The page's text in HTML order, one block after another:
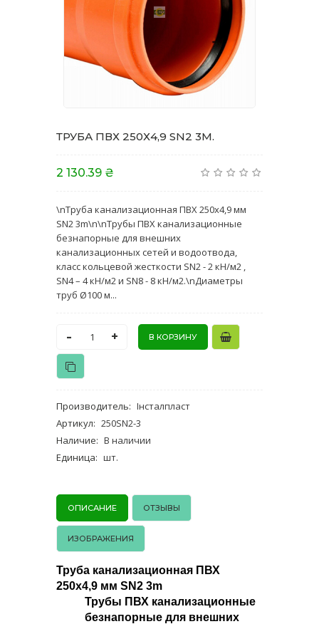
ТРУБА ПВХ 250Х4,9 SN2 3M.
2 130.39 ₴
\nТруба канализационная ПВХ 250х4,9 мм
SN2 3m\n\nТрубы ПВХ канализационные
безнапорные для внешних
канализационных сетей и водоотвода,
класс кольцевой жесткости SN2 - 2 кН/м2 ,
SN4 – 4 кН/м2 и SN8 - 8 кН/м2.\nДиаметры
труб Ø100 м...
- +
Производитель: Інсталпласт
Артикул: 250SN2-3
Наличие: В наличии
Единица: шт.
ОПИСАНИЕ ОТЗЫВЫ
ИЗОБРАЖЕНИЯ
Труба канализационная ПВХ
250х4,9 мм SN2 3m
Трубы ПВХ канализационные
безнапорные для внешних